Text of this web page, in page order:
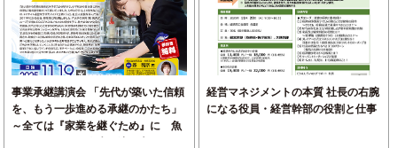
事業承継講演会 「先代が築いた信頼
を、もう一歩進める承継のかたち」
～全ては『家業を継ぐため』に 魚
経営マネジメントの本質 社長の右腕
になる役員・経営幹部の役割と仕事